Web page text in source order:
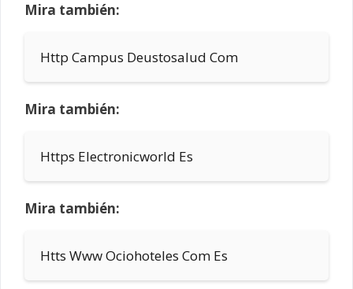
Mira también:
Http Campus Deustosalud Com
Mira también:
Https Electronicworld Es
Mira también:
Htts Www Ociohoteles Com Es